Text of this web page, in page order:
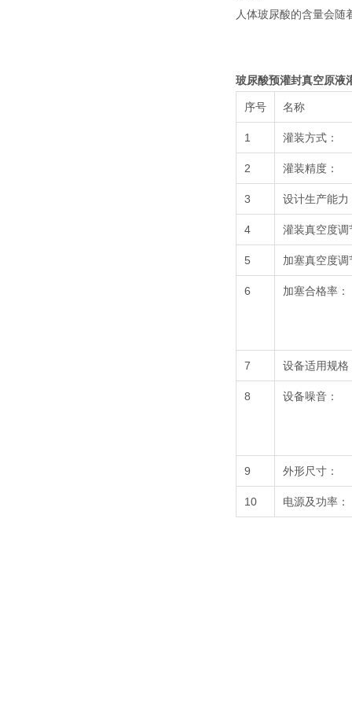
人体玻尿酸的含量会随
玻尿酸预灌封真空原液
序号 名称
1 灌装方式：
2 灌装精度：
3 设计生产能力
4 灌装真空度调
5 加塞真空度调
6 加塞合格率：
7 设备适用规格
8 设备噪音：
9 外形尺寸：
10 电源及功率：